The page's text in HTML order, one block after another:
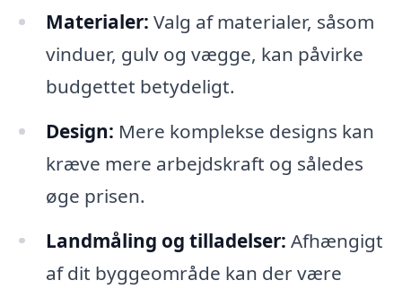
Materialer: Valg af materialer, såsom
vinduer, gulv og vægge, kan påvirke
budgettet betydeligt.
Design: Mere komplekse designs kan
kræve mere arbejdskraft og således
øge prisen.
Landmåling og tilladelser: Afhængigt
af dit byggeområde kan der være